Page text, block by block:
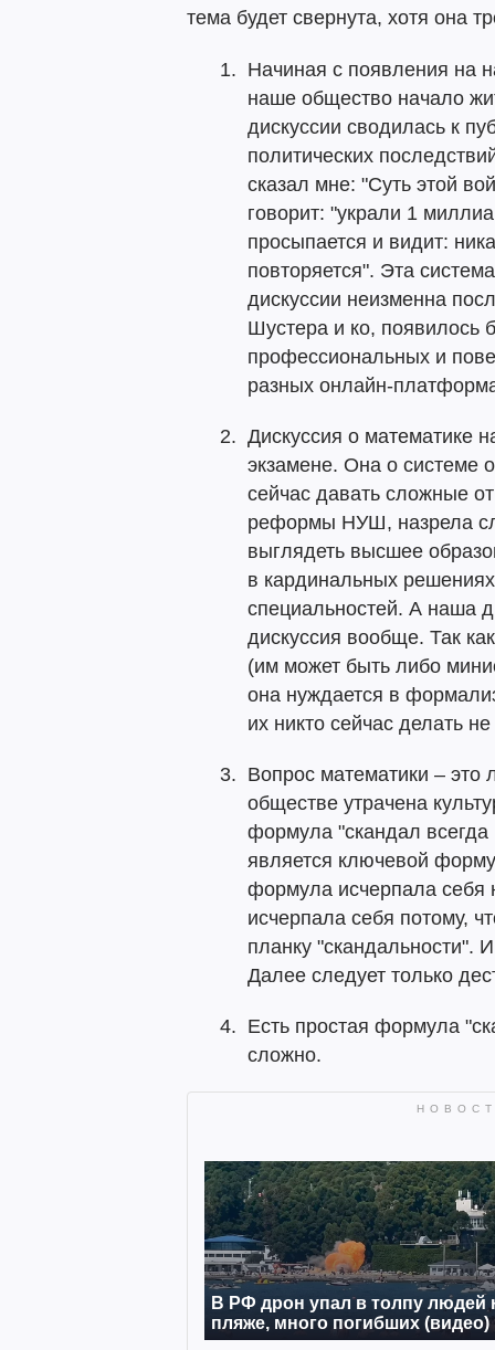
тема будет свернута, хотя она
Начиная с появления на
наше общество начало
дискуссии сводилась к
политических
сказал мне: "Суть этой
говорит: "украли 1
просыпается и видит:
повторяется". Эта
дискуссии неизменна
Шустера и ко, появилось
профессиональных и
разных онлайн-
Дискуссия о математике
экзамене. Она о системе
сейчас давать сложные
реформы НУШ, назрела
выглядеть высшее
в кардинальных
специальностей. А наша
дискуссия вообще. Так
(им может быть либо
она нуждается в
их никто сейчас делать
Вопрос математики – это
обществе утрачена
формула "скандал
является ключевой
формула исчерпала себя
исчерпала себя потому,
планку "скандальности".
Далее следует только
Есть простая формула
сложно.